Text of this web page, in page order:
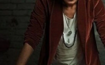
Haber Arşivi